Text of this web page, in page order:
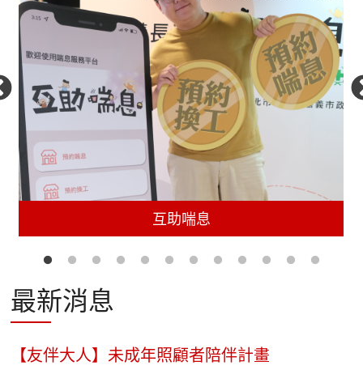
互助喘息
最新消息
【友伴大人】未成年照顧者陪伴計畫